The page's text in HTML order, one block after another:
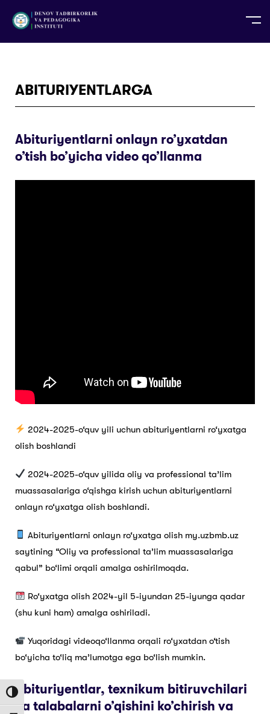
Toggle High Contrast
TG TR
ABITURIYENTLARGA
Abituriyentlarni onlayn ro’yxatdan
o’tish bo’yicha video qo’llanma
2024-2025-o‘quv yili uchun abituriyentlarni ro‘yxatga
olish boshlandi
2024-2025-o‘quv yilida oliy va professional ta’lim
muassasalariga o‘qishga kirish uchun abituriyentlarni
onlayn ro‘yxatga olish boshlandi.
Abituriyentlarni onlayn ro‘yxatga olish my.uzbmb.uz
saytining “Oliy va professional ta’lim muassasalariga
qabul” bo‘limi orqali amalga oshirilmoqda.
Ro‘yxatga olish 2024-yil 5-iyundan 25-iyunga qadar
(shu kuni ham) amalga oshiriladi.
Yuqoridagi videoqo‘llanma orqali ro‘yxatdan o‘tish
bo‘yicha to‘liq ma’lumotga ega bo‘lish mumkin.
Abituriyentlar, texnikum bitiruvchilari
va talabalarni o’qishini ko’chirish va